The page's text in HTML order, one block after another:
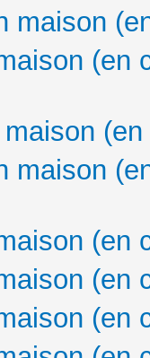
maison
(en
maison
(en
(en
(en